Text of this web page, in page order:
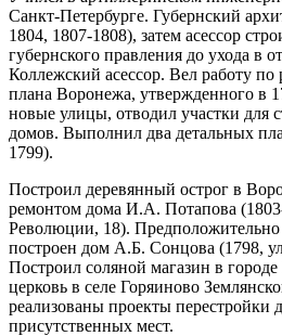
Санкт-Петербурге. Губернский
1804, 1807-1808), затем асессор
губернского правления до ухода в
Коллежский асессор. Вел работу по
плана Воронежа, утвержденного в
новые улицы, отводил участки для
домов. Выполнил два детальных
1799).
Построил деревянный острог в
ремонтом дома И.А. Потапова
Революции, 18). Предположительно
построен дом А.Б. Сонцова (1798,
Построил соляной магазин в
церковь в селе Горяиново
реализованы проекты перестройки
присутственных мест.